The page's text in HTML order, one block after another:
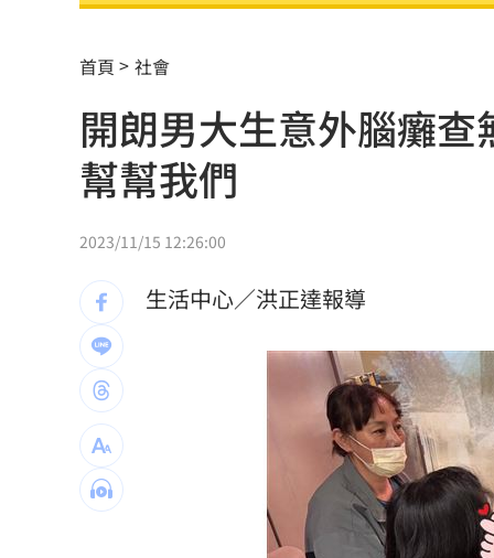
疫苗真相！蔣萬安嗆一句 謝金河痛心
股災這8檔規模逆勢創高 它最猛成長逾
爆掛表妹當小三！表姊擅貼IG下場慘了
半導體與綠能雙箭頭！ 「它」霸氣狂賺
華許9月升息？ING：匯市在他與戰爭間
「這餐飲集團」擺脫陰霾！上半年營收
賓士S500擋浩劫！車主這話暖哭全網
台股暴跌誰最能扛 高含金這幾檔繳正
Q2獲利年增221% 愛普*EPS衝4.18元
首頁 社會
開朗男大生意外腦癱
幫幫我們
2023/11/15 12:26:00
生活中心／洪正達報導